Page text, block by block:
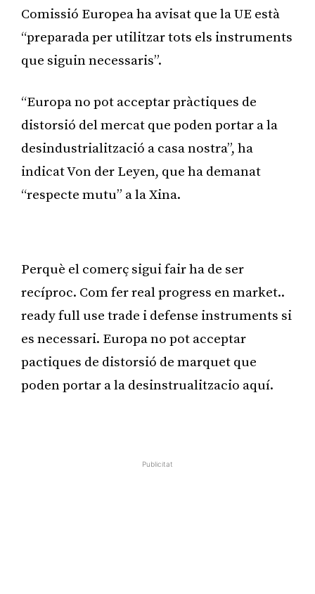
Comissió Europea ha avisat que la UE està
“preparada per utilitzar tots els instruments
que siguin necessaris”.
“Europa no pot acceptar pràctiques de
distorsió del mercat que poden portar a la
desindustrialització a casa nostra”, ha
indicat Von der Leyen, que ha demanat
“respecte mutu” a la Xina.
Perquè el comerç sigui fair ha de ser
recíproc. Com fer real progress en market..
ready full use trade i defense instruments si
es necessari. Europa no pot acceptar
pactiques de distorsió de marquet que
poden portar a la desinstrualitzacio aquí.
Publicitat